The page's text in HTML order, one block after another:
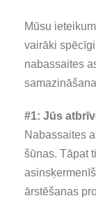
Mūsu
vairāki
nabassaites
#1: Jūs
Nabassaites
šūnas. Tāpat
ārstēšanas